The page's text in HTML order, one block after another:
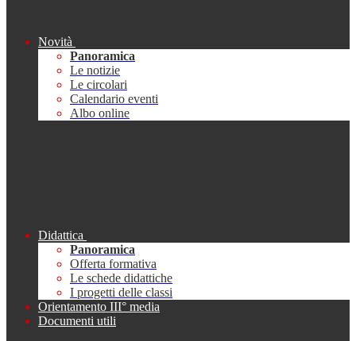
Novità
Panoramica
Le notizie
Le circolari
Calendario eventi
Albo online
Didattica
Panoramica
Offerta formativa
Le schede didattiche
I progetti delle classi
Orientamento III° media
Documenti utili